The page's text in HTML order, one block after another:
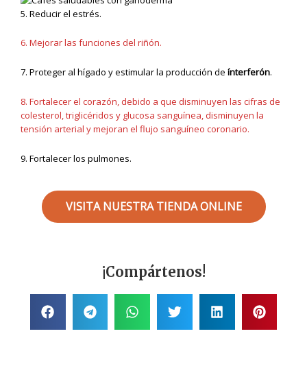
5. Reducir el estrés.
6. Mejorar las funciones del riñón.
7. Proteger al hígado y estimular la producción deínterferón.
8. Fortalecer el corazón, debido a que disminuyen las cifras de
colesterol, triglicéridos y glucosa sanguínea, disminuyen la
tensión arterial y mejoran el flujo sanguíneo coronario.
9. Fortalecer los pulmones.
VISITA NUESTRA TIENDA ONLINE
¡Compártenos!